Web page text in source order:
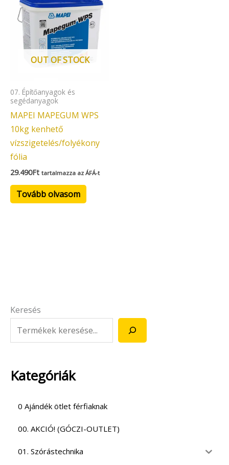
Keresés
Kategóriák
0 Ajándék ötlet férfiaknak
00. AKCIÓ! (GÓCZI-OUTLET)
01. Szórástechnika
OUT OF STOCK
07. Építőanyagok és
segédanyagok
MAPEI MAPEGUM WPS
10kg kenhető
vízszigetelés/folyékony
fólia
29.490Ft tartalmazza az ÁFÁ-t
Tovább olvasom